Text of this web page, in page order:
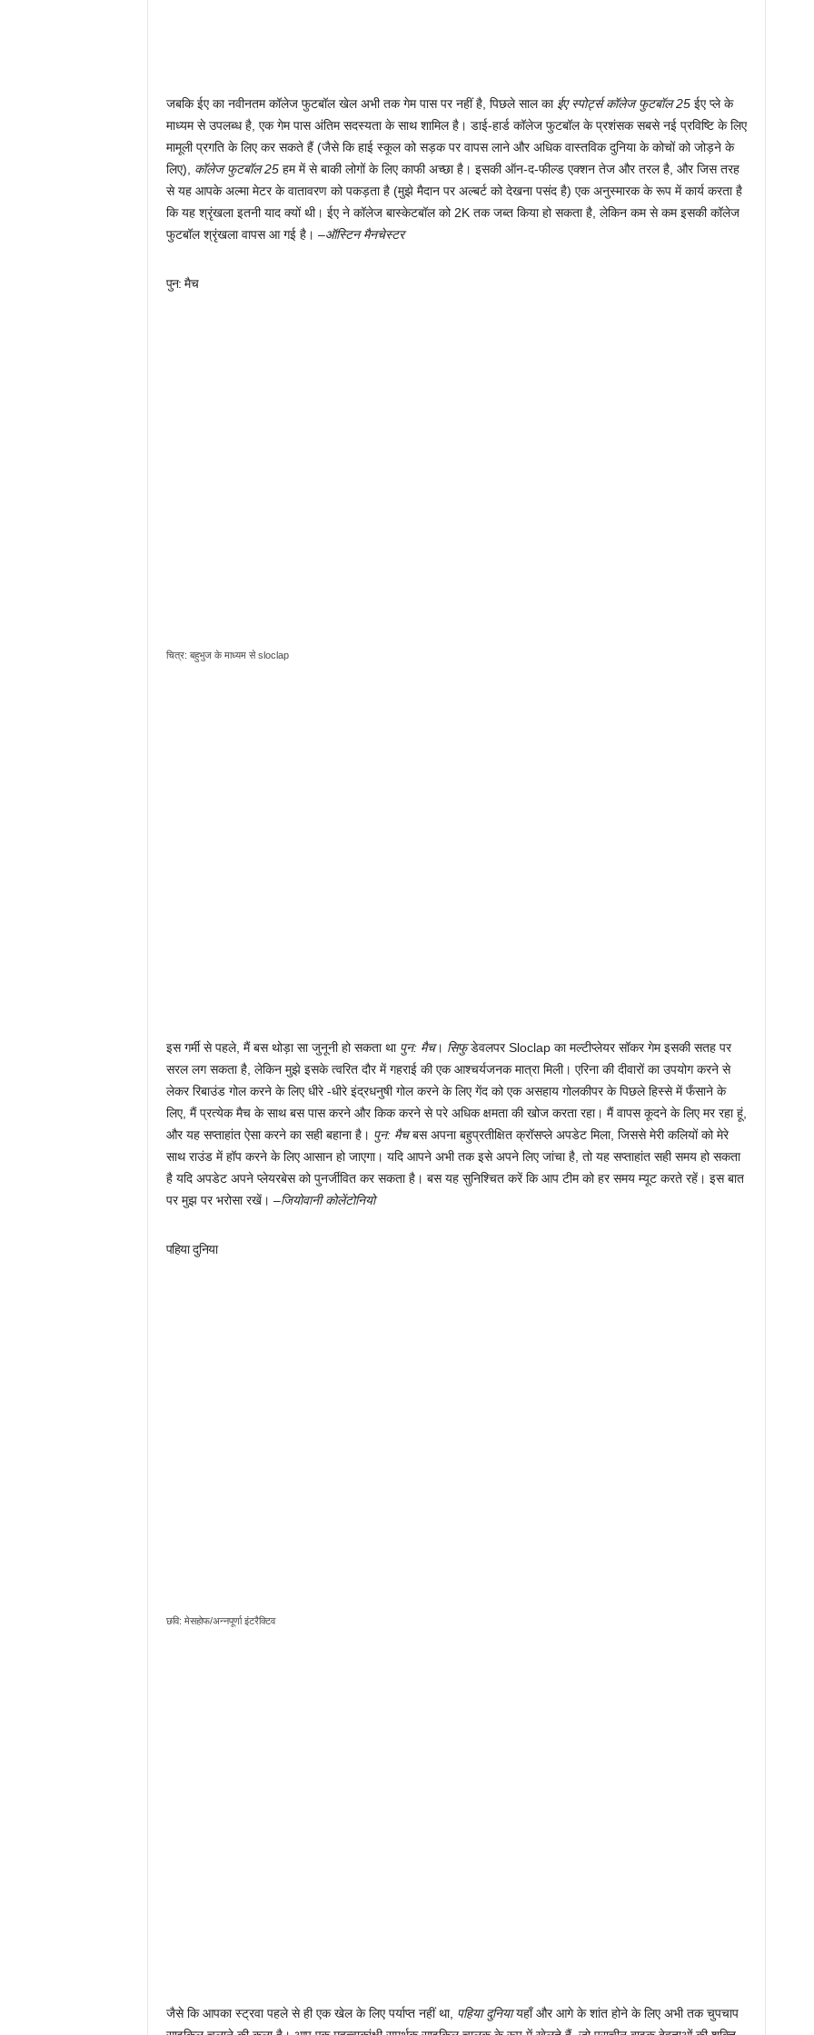
जबकि ईए का नवीनतम कॉलेज फुटबॉल खेल अभी तक गेम पास पर नहीं है, पिछले साल का ईए स्पोर्ट्स कॉलेज फुटबॉल 25ईए प्ले के
माध्यम से उपलब्ध है, एक गेम पास अंतिम सदस्यता के साथ शामिल है। डाई-हार्ड कॉलेज फुटबॉल के प्रशंसक सबसे नई प्रविष्टि के लिए
मामूली प्रगति के लिए कर सकते हैं (जैसे कि हाई स्कूल को सड़क पर वापस लाने और अधिक वास्तविक दुनिया के कोचों को जोड़ने के
लिए), कॉलेज फुटबॉल 25हम में से बाकी लोगों के लिए काफी अच्छा है। इसकी ऑन-द-फील्ड एक्शन तेज और तरल है, और जिस तरह
से यह आपके अल्मा मेटर के वातावरण को पकड़ता है (मुझे मैदान पर अल्बर्ट को देखना पसंद है) एक अनुस्मारक के रूप में कार्य करता है
कि यह श्रृंखला इतनी याद क्यों थी। ईए ने कॉलेज बास्केटबॉल को 2K तक जब्त किया हो सकता है, लेकिन कम से कम इसकी कॉलेज
फुटबॉल श्रृंखला वापस आ गई है। –ऑस्टिन मैनचेस्टर
पुन: मैच
चित्र: बहुभुज के माध्यम से sloclap
इस गर्मी से पहले, मैं बस थोड़ा सा जुनूनी हो सकता था पुन: मैच। सिफुडेवलपर Sloclap का मल्टीप्लेयर सॉकर गेम इसकी सतह पर
सरल लग सकता है, लेकिन मुझे इसके त्वरित दौर में गहराई की एक आश्चर्यजनक मात्रा मिली। एरिना की दीवारों का उपयोग करने से
लेकर रिबाउंड गोल करने के लिए धीरे -धीरे इंद्रधनुषी गोल करने के लिए गेंद को एक असहाय गोलकीपर के पिछले हिस्से में फँसाने के
लिए, मैं प्रत्येक मैच के साथ बस पास करने और किक करने से परे अधिक क्षमता की खोज करता रहा। मैं वापस कूदने के लिए मर रहा हूं,
और यह सप्ताहांत ऐसा करने का सही बहाना है। पुन: मैचबस अपना बहुप्रतीक्षित क्रॉसप्ले अपडेट मिला, जिससे मेरी कलियों को मेरे
साथ राउंड में हॉप करने के लिए आसान हो जाएगा। यदि आपने अभी तक इसे अपने लिए जांचा है, तो यह सप्ताहांत सही समय हो सकता
है यदि अपडेट अपने प्लेयरबेस को पुनर्जीवित कर सकता है। बस यह सुनिश्चित करें कि आप टीम को हर समय म्यूट करते रहें। इस बात
पर मुझ पर भरोसा रखें। –जियोवानी कोलेंटोनियो
पहिया दुनिया
छवि: मेसहोफ/अन्नपूर्णा इंटरैक्टिव
जैसे कि आपका स्ट्रवा पहले से ही एक खेल के लिए पर्याप्त नहीं था, पहिया दुनियायहाँ और आगे के शांत होने के लिए अभी तक चुपचाप